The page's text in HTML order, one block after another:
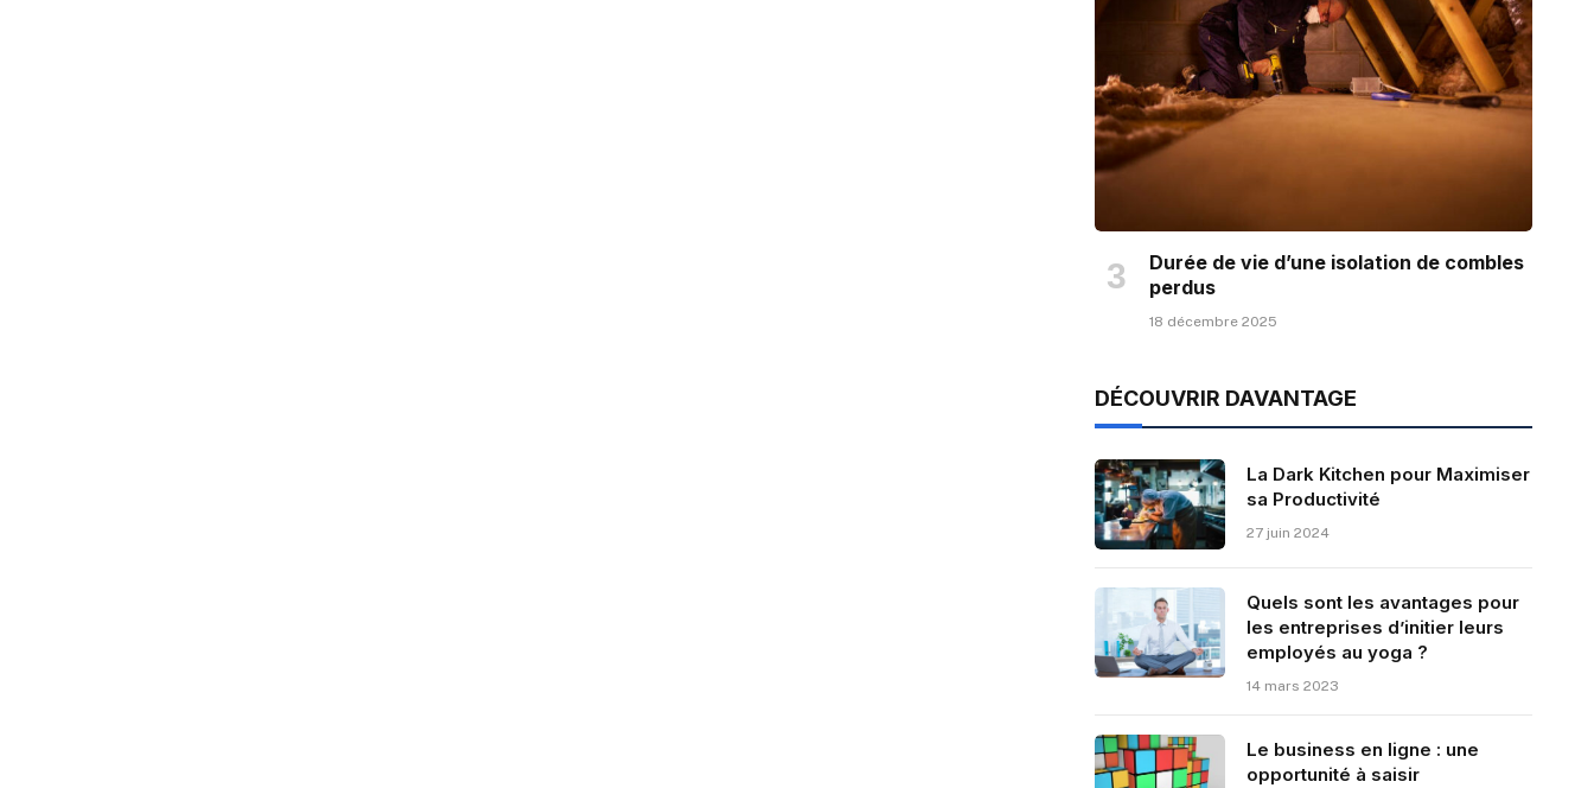
Durée de vie d’une isolation de combles
perdus
18 décembre 2025
DÉCOUVRIR DAVANTAGE
La Dark Kitchen pour Maximiser
sa Productivité
27 juin 2024
Quels sont les avantages pour
les entreprises d’initier leurs
employés au yoga ?
14 mars 2023
Le business en ligne : une
opportunité à saisir